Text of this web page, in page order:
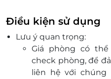
Kitô Vua, Ngọn hải
Voucher giảm giá từ
vụ tiện lợi, tiết kiệm mà
Điều kiện sử dụng
Lưu ý quan trọng:
Giá phòng có
check phòng, để
liên hệ với